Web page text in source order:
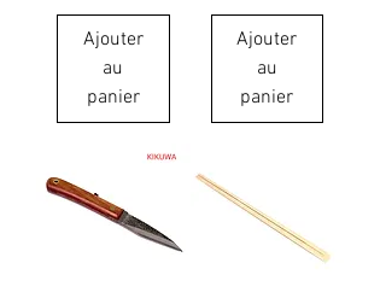
Ajouter
au
panier
Ajouter
au
panier